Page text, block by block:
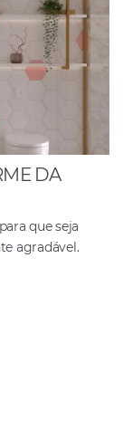
DA
que seja
agradável.